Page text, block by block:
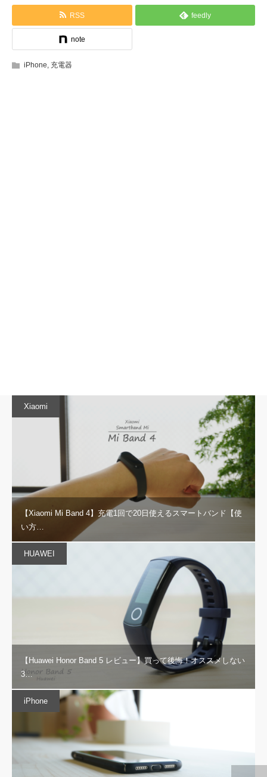
RSS feedly
note
iPhone, 充電器
Xiaomi
【Xiaomi Mi Band 4】充電1回で20日使えるスマートバンド【使
い方…
HUAWEI
【Huawei Honor Band 5 レビュー】買って後悔！オススメしない
3…
iPhone